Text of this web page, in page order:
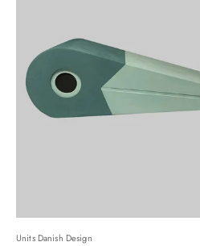
Units Danish Design